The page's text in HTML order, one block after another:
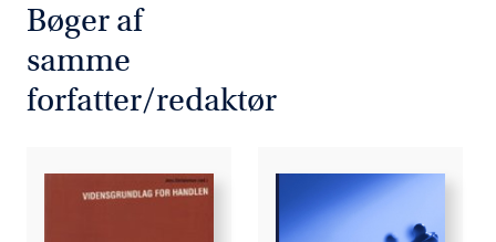
Bøger af
samme
forfatter/redaktør